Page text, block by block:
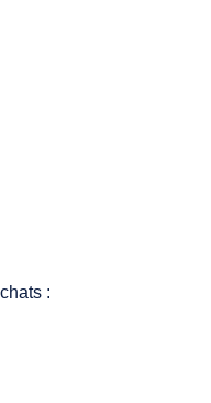
: